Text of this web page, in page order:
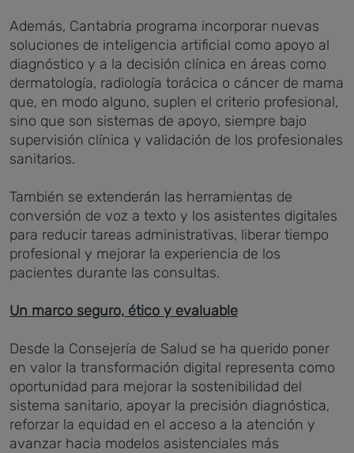
Además, Cantabria programa incorporar nuevas
soluciones de inteligencia artificial como apoyo al
diagnóstico y a la decisión clínica en áreas como
dermatología, radiología torácica o cáncer de mama
que, en modo alguno, suplen el criterio profesional,
sino que son sistemas de apoyo, siempre bajo
supervisión clínica y validación de los profesionales
sanitarios.
También se extenderán las herramientas de
conversión de voz a texto y los asistentes digitales
para reducir tareas administrativas, liberar tiempo
profesional y mejorar la experiencia de los
pacientes durante las consultas.
Un marco seguro, ético y evaluable
Desde la Consejería de Salud se ha querido poner
en valor la transformación digital representa como
oportunidad para mejorar la sostenibilidad del
sistema sanitario, apoyar la precisión diagnóstica,
reforzar la equidad en el acceso a la atención y
avanzar hacia modelos asistenciales más